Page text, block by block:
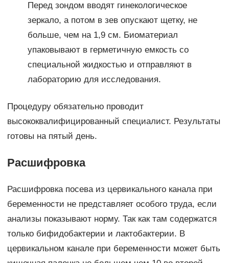
Перед зондом вводят гинекологическое
зеркало, а потом в зев опускают щетку, не
больше, чем на 1,9 см. Биоматериал
упаковывают в герметичную емкость со
специальной жидкостью и отправляют в
лабораторию для исследования.
Процедуру обязательно проводит
высококвалифицированный специалист. Результаты
готовы на пятый день.
Расшифровка
Расшифровка посева из цервикального канала при
беременности не представляет особого труда, если
анализы показывают норму. Так как там содержатся
только бифидобактерии и лактобактерии. В
цервикальном канале при беременности может быть